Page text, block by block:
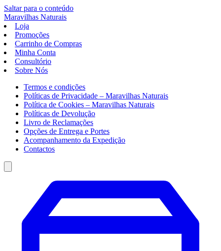
Saltar para o conteúdo
Maravilhas Naturais
Loja
Promoções
Carrinho de Compras
Minha Conta
Consultório
Sobre Nós
Termos e condições
Políticas de Privacidade – Maravilhas Naturais
Política de Cookies – Maravilhas Naturais
Políticas de Devolução
Livro de Reclamações
Opções de Entrega e Portes
Acompanhamento da Expedição
Contactos